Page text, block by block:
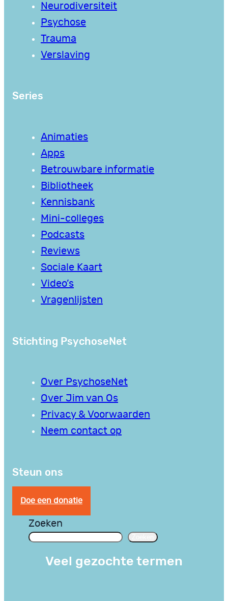
Neurodiversiteit
Psychose
Trauma
Verslaving
Series
Animaties
Apps
Betrouwbare informatie
Bibliotheek
Kennisbank
Mini-colleges
Podcasts
Reviews
Sociale Kaart
Video’s
Vragenlijsten
Stichting PsychoseNet
Over PsychoseNet
Over Jim van Os
Privacy & Voorwaarden
Neem contact op
Steun ons
Doe een donatie
Zoeken
Veel gezochte termen